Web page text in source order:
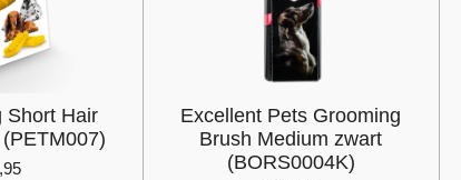
Short Hair
Excellent Pets Grooming
Brush Medium zwart
(BORS0004K)